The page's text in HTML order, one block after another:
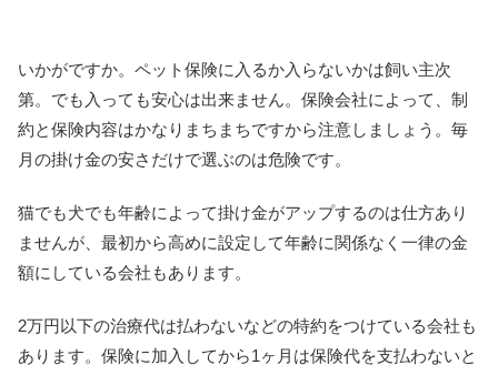
いかがですか。ペット保険に入るか入らないかは飼い主次
第。でも入っても安心は出来ません。保険会社によって、制
約と保険内容はかなりまちまちですから注意しましょう。毎
月の掛け金の安さだけで選ぶのは危険です。
猫でも犬でも年齢によって掛け金がアップするのは仕方あり
ませんが、最初から高めに設定して年齢に関係なく一律の金
額にしている会社もあります。
2万円以下の治療代は払わないなどの特約をつけている会社も
あります。保険に加入してから1ヶ月は保険代を支払わないと